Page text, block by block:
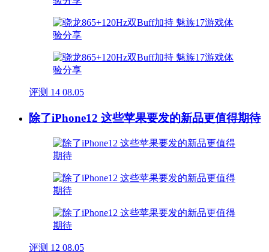
评测 14 08.05
除了iPhone12 这些苹果要发的新品更值得期待
评测 12 08.05